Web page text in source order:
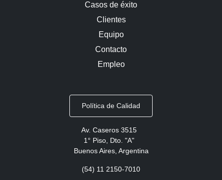
Casos de éxito
Clientes
Equipo
Contacto
Empleo
Política de Calidad
Av. Caseros 3515
1° Piso, Dto. "A"
Buenos Aires, Argentina
(54) 11 2150-7010